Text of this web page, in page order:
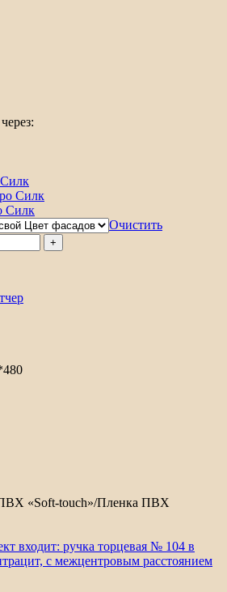
Силк
Силк
Очистить
«Soft-touch»/Пленка ПВХ
входит: ручка торцевая № 104 в
с межцентровым расстоянием